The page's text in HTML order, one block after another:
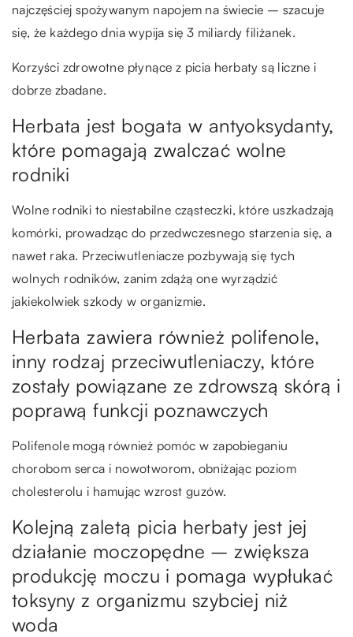
najczęściej spożywanym napojem na świecie – szacuje
się, że każdego dnia wypija się 3 miliardy filiżanek.
Korzyści zdrowotne płynące z picia herbaty są liczne i
dobrze zbadane.
Herbata jest bogata w antyoksydanty,
które pomagają zwalczać wolne
rodniki
Wolne rodniki to niestabilne cząsteczki, które uszkadzają
komórki, prowadząc do przedwczesnego starzenia się, a
nawet raka. Przeciwutleniacze pozbywają się tych
wolnych rodników, zanim zdążą one wyrządzić
jakiekolwiek szkody w organizmie.
Herbata zawiera również polifenole,
inny rodzaj przeciwutleniaczy, które
zostały powiązane ze zdrowszą skórą i
poprawą funkcji poznawczych
Polifenole mogą również pomóc w zapobieganiu
chorobom serca i nowotworom, obniżając poziom
cholesterolu i hamując wzrost guzów.
Kolejną zaletą picia herbaty jest jej
działanie moczopędne – zwiększa
produkcję moczu i pomaga wypłukać
toksyny z organizmu szybciej niż
woda